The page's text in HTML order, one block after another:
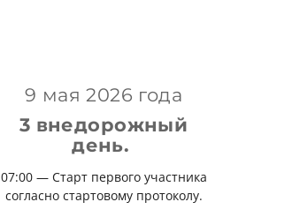
9 мая 2026 года
3 внедорожный
день.
07:00 — Старт первого участника
согласно стартовому протоколу.